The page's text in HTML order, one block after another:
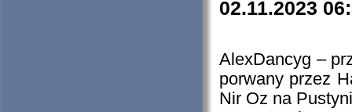
02.11.2023
AlexDancyg –
porwany przez
Nir Oz na